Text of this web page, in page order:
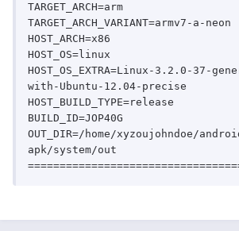
TARGET_ARCH=arm
TARGET_ARCH_VARIANT=armv7-a-neon
HOST_ARCH=x86
HOST_OS=linux
HOST_OS_EXTRA=Linux-3.2.0-37-
with-Ubuntu-12.04-precise
HOST_BUILD_TYPE=release
BUILD_ID=JOP40G
OUT_DIR=/home/xyzoujohndoe/
apk/system/out